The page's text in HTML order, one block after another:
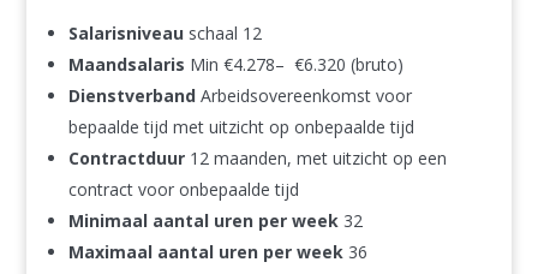
Salaris­niveauschaal 12
Maand­salaris Min €4.278– €6.320 (bruto)
Dienst­verbandArbeidsovereenkomst voor
bepaalde tijd met uitzicht op onbepaalde tijd
Contract­duur12 maanden, met uitzicht op een
contract voor onbepaalde tijd
Minimaal aantal uren per week32
Maximaal aantal uren per week36